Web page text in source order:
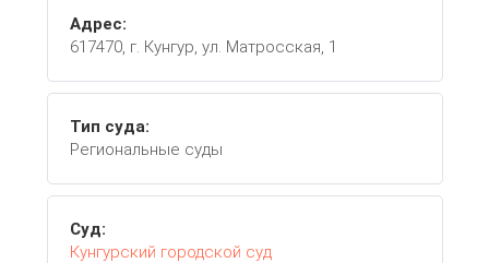
Адрес:
617470, г. Кунгур, ул. Матросская, 1
Тип суда:
Региональные суды
Суд:
Кунгурский городской суд